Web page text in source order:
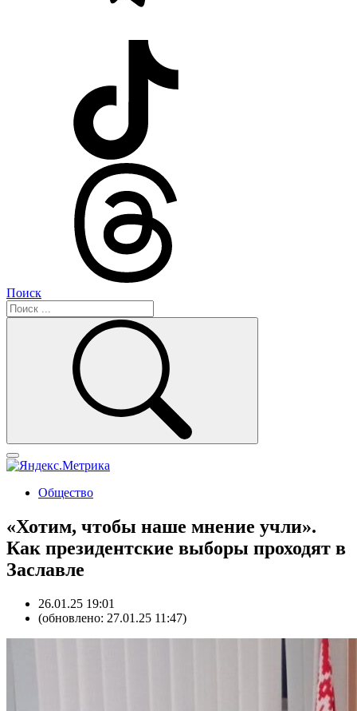
Поиск
Общество
«Хотим, чтобы наше мнение учли».
Как президентские выборы проходят в
Заславле
26.01.25 19:01
(обновлено: 27.01.25 11:47)